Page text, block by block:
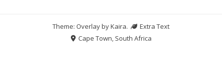
Theme: Overlay byKaira.
Extra Text
Cape Town, South Africa